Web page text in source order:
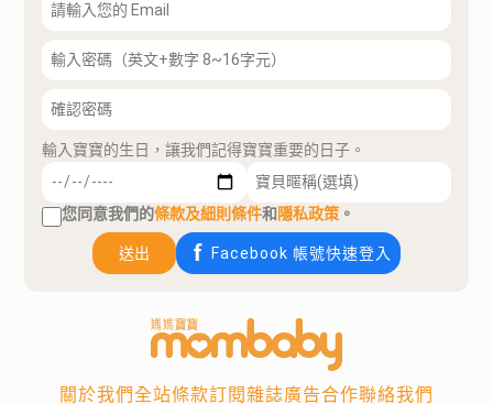
輸入寶寶的生日，讓我們記得寶寶重要的日子。
您同意我們的條款及細則條件和隱私政策 。
送出 Facebook 帳號快速登入
關於我們全站條款訂閱雜誌廣告合作聯絡我們